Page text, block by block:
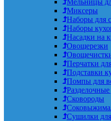
Миксеры
Наборы для
Наборы
Насадки на
Овощерезки
Перчатки
Подставки
Помпы для
Разделочные
Сковороды
Сушилки